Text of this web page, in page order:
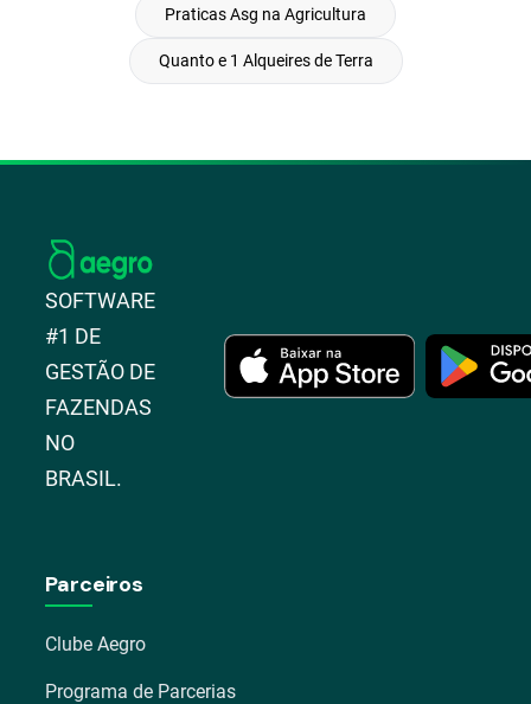
Praticas Asg na Agricultura
Quanto e 1 Alqueires de Terra
SOFTWARE
#1 DE
GESTÃO DE
FAZENDAS
NO
BRASIL.
Parceiros
Clube Aegro
Programa de Parcerias